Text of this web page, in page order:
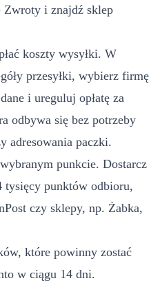
Zwroty i znajdź sklep
koszty wysyłki. W
przesyłki, wybierz firmę
i ureguluj opłatę za
odbywa się bez potrzeby
adresowania paczki.
punkcie. Dostarcz
tysięcy punktów odbioru,
czy sklepy, np. Żabka,
które powinny zostać
w ciągu 14 dni.